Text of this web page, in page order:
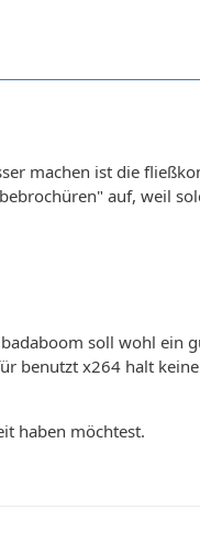
machen ist die
auf, weil
soll wohl ein
benutzt x264 halt
haben möchtest.